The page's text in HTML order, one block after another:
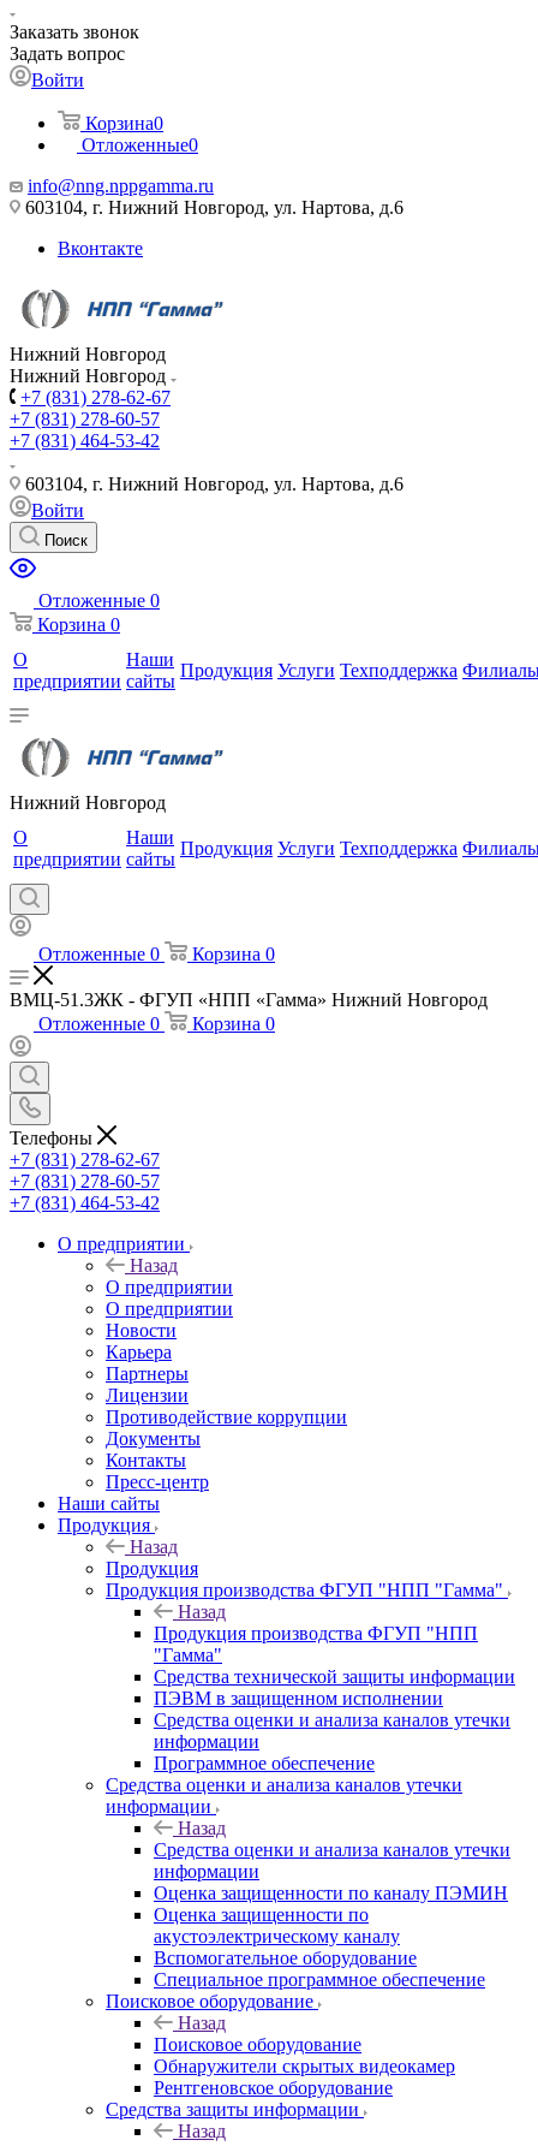
Заказать звонок
Задать вопрос
Войти
Корзина0
Отложенные0
info@nng.nppgamma.ru
603104, г. Нижний Новгород, ул. Нартова, д.6
Вконтакте
Нижний Новгород
Нижний Новгород
+7 (831) 278-62-67
+7 (831) 278-60-57
+7 (831) 464-53-42
603104, г. Нижний Новгород, ул. Нартова, д.6
Войти
Поиск
Отложенные 0
Корзина 0
О
предприятии
Наши
сайты
Продукция Услуги Техподдержка
Нижний Новгород
О
предприятии
Наши
сайты
Продукция Услуги Техподдержка
Отложенные 0 Корзина 0
ВМЦ-51.3ЖК - ФГУП «НПП «Гамма» Нижний Новгород
Отложенные 0 Корзина 0
Телефоны
+7 (831) 278-62-67
+7 (831) 278-60-57
+7 (831) 464-53-42
О предприятии
Назад
О предприятии
О предприятии
Новости
Карьера
Партнеры
Лицензии
Противодействие коррупции
Документы
Контакты
Пресс-центр
Наши сайты
Продукция
Назад
Продукция
Продукция производства ФГУП "НПП "Гамма"
Назад
Продукция производства ФГУП "НПП
"Гамма"
Средства технической защиты информации
ПЭВМ в защищенном исполнении
Средства оценки и анализа каналов утечки
информации
Программное обеспечение
Средства оценки и анализа каналов утечки
информации
Назад
Средства оценки и анализа каналов утечки
информации
Оценка защищенности по каналу ПЭМИН
Оценка защищенности по
акустоэлектрическому каналу
Вспомогательное оборудование
Специальное программное обеспечение
Поисковое оборудование
Назад
Поисковое оборудование
Обнаружители скрытых видеокамер
Рентгеновское оборудование
Средства защиты информации
Назад